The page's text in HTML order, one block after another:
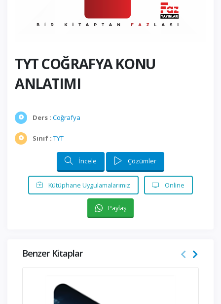
TYT COĞRAFYA KONU
ANLATIMI
Ders : Coğrafya
Sınıf : TYT
İncele Çözümler
Kütüphane Uygulamalarımız Online
Paylaş
Benzer Kitaplar